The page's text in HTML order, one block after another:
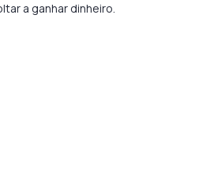
a ganhar dinheiro.